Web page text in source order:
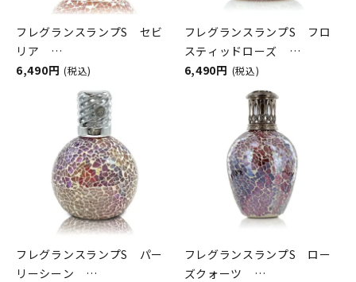
フレグランスランプS セビ
リア
ASHLEIGH&BURWOOD（ア
シュレイアンドバーウッド）
6,490円 (税込)
フレグランスランプS フロ
スティッドローズ
ASHLEIGH&BURWOOD（ア
シュレイアンドバーウッド）
6,490円 (税込)
フレグランスランプS パー
リーシーン
フレグランスランプS ロー
ズクォーツ